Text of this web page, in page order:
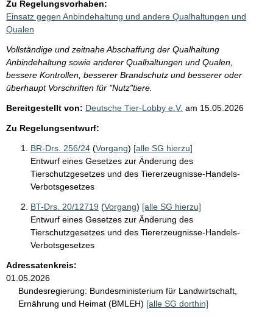
Zu Regelungsvorhaben:
Einsatz gegen Anbindehaltung und andere Qualhaltungen und
Qualen
Vollständige und zeitnahe Abschaffung der Qualhaltung
Anbindehaltung sowie anderer Qualhaltungen und Qualen,
bessere Kontrollen, besserer Brandschutz und besserer oder
überhaupt Vorschriften für "Nutz"tiere.
Bereitgestellt von: Deutsche Tier-Lobby e.V. am 15.05.2026
Zu Regelungsentwurf:
BR-Drs. 256/24 (Vorgang) [alle SG hierzu]
Entwurf eines Gesetzes zur Änderung des
Tierschutzgesetzes und des Tiererzeugnisse-Handels-
Verbotsgesetzes
BT-Drs. 20/12719 (Vorgang) [alle SG hierzu]
Entwurf eines Gesetzes zur Änderung des
Tierschutzgesetzes und des Tiererzeugnisse-Handels-
Verbotsgesetzes
Adressatenkreis:
01.05.2026
Bundesregierung: Bundesministerium für Landwirtschaft,
Ernährung und Heimat (BMLEH) [alle SG dorthin]